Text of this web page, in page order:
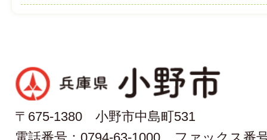
〒675-1380 小野市中島町531